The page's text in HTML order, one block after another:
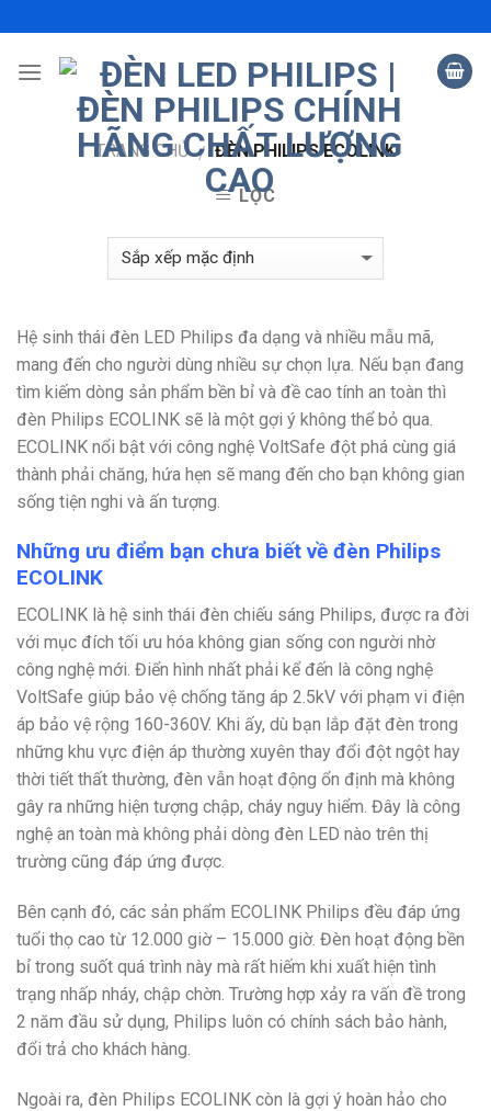
to
content
TRANG CHỦ / ĐÈN PHILIPS ECOLINK
LỌC
Hệ sinh thái đèn LED Philips đa dạng và nhiều mẫu mã,
mang đến cho người dùng nhiều sự chọn lựa. Nếu bạn đang
tìm kiếm dòng sản phẩm bền bỉ và đề cao tính an toàn thì
đèn Philips ECOLINK sẽ là một gợi ý không thể bỏ qua.
ECOLINK nổi bật với công nghệ VoltSafe đột phá cùng giá
thành phải chăng, hứa hẹn sẽ mang đến cho bạn không gian
sống tiện nghi và ấn tượng.
Những ưu điểm bạn chưa biết về đèn Philips
ECOLINK
ECOLINK là hệ sinh thái đèn chiếu sáng Philips, được ra đời
với mục đích tối ưu hóa không gian sống con người nhờ
công nghệ mới. Điển hình nhất phải kể đến là công nghệ
VoltSafe giúp bảo vệ chống tăng áp 2.5kV với phạm vi điện
áp bảo vệ rộng 160-360V. Khi ấy, dù bạn lắp đặt đèn trong
những khu vực điện áp thường xuyên thay đổi đột ngột hay
thời tiết thất thường, đèn vẫn hoạt động ổn định mà không
gây ra những hiện tượng chập, cháy nguy hiểm. Đây là công
nghệ an toàn mà không phải dòng đèn LED nào trên thị
trường cũng đáp ứng được.
Bên cạnh đó, các sản phẩm ECOLINK Philips đều đáp ứng
tuổi thọ cao từ 12.000 giờ – 15.000 giờ. Đèn hoạt động bền
bỉ trong suốt quá trình này mà rất hiếm khi xuất hiện tình
trạng nhấp nháy, chập chờn. Trường hợp xảy ra vấn đề trong
2 năm đầu sử dụng, Philips luôn có chính sách bảo hành,
đổi trả cho khách hàng.
Ngoài ra, đèn Philips ECOLINK còn là gợi ý hoàn hảo cho